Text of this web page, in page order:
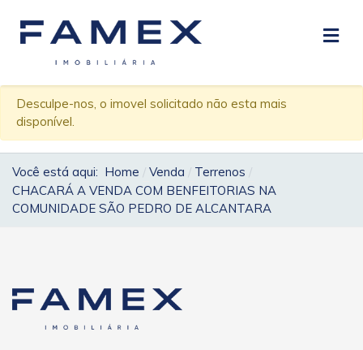
Desculpe-nos, o imovel solicitado não esta mais
disponível.
Você está aqui: Home Venda
Terrenos
CHACARÁ A VENDA COM BENFEITORIAS NA
COMUNIDADE SÃO PEDRO DE ALCANTARA